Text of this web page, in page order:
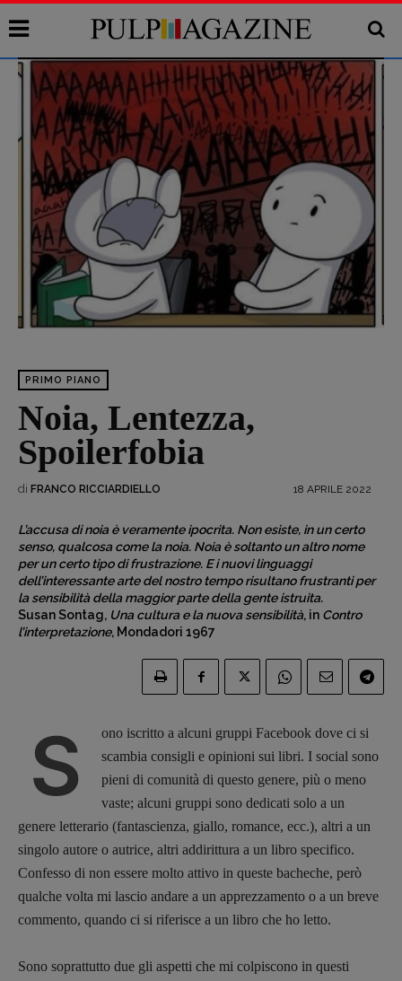
PRIMO PIANO
Noia, Lentezza,
Spoilerfobia
di FRANCO RICCIARDIELLO 18 APRILE 2022
L’accusa di noia è veramente ipocrita. Non esiste, in un certo
senso, qualcosa come la noia. Noia è soltanto un altro nome
per un certo tipo di frustrazione. E i nuovi linguaggi
dell’interessante arte del nostro tempo risultano frustranti per
la sensibilità della maggior parte della gente istruita.
Susan Sontag, Una cultura e la nuova sensibilità, in Contro
l’interpretazione, Mondadori 1967
S
ono iscritto a alcuni gruppi Facebook dove ci si
scambia consigli e opinioni sui libri. I social sono
pieni di comunità di questo genere, più o meno
vaste; alcuni gruppi sono dedicati solo a un
genere letterario (fantascienza, giallo, romance, ecc.), altri a un
singolo autore o autrice, altri addirittura a un libro specifico.
Confesso di non essere molto attivo in queste bacheche, però
qualche volta mi lascio andare a un apprezzamento o a un breve
commento, quando ci si riferisce a un libro che ho letto.
Sono soprattutto due gli aspetti che mi colpiscono in questi